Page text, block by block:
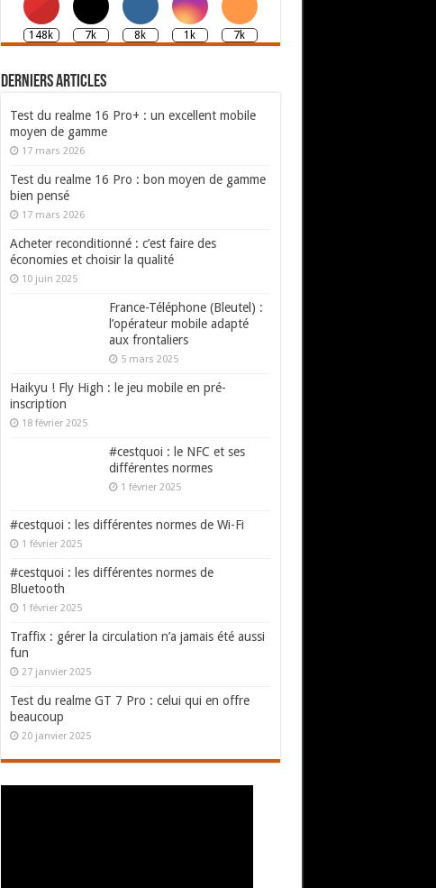
148k 7k 8k 1k 7k
Derniers articles
Test du realme 16 Pro+ : un excellent mobile
moyen de gamme
17 mars 2026
Test du realme 16 Pro : bon moyen de gamme
bien pensé
17 mars 2026
Acheter reconditionné : c’est faire des
économies et choisir la qualité
10 juin 2025
France-Téléphone (Bleutel) :
l’opérateur mobile adapté
aux frontaliers
5 mars 2025
Haikyu ! Fly High : le jeu mobile en pré-
inscription
18 février 2025
#cestquoi : le NFC et ses
différentes normes
1 février 2025
#cestquoi : les différentes normes de Wi-Fi
1 février 2025
#cestquoi : les différentes normes de
Bluetooth
1 février 2025
Traffix : gérer la circulation n’a jamais été aussi
fun
27 janvier 2025
Test du realme GT 7 Pro : celui qui en offre
beaucoup
20 janvier 2025